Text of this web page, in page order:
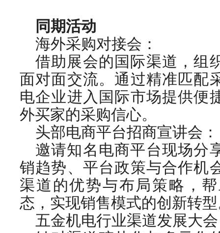
同期活动
海外采购对接会：
借助展会的国际渠道，组
面对面交流。通过精准匹配
电企业进入国际市场提供便
外买家的采购信心。
头部电商平台招商宣讲会：
邀请知名电商平台现场分
销趋势、平台政策与合作机
渠道的优势与布局策略，
态，实现销售模式的创新转
五金机电行业渠道发展大